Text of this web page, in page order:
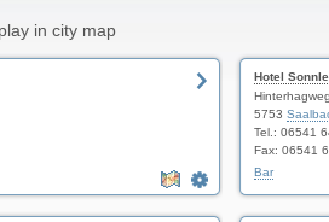
in city map
Hotel
5753
Tel.: 06541
Fax: 06541
Bar